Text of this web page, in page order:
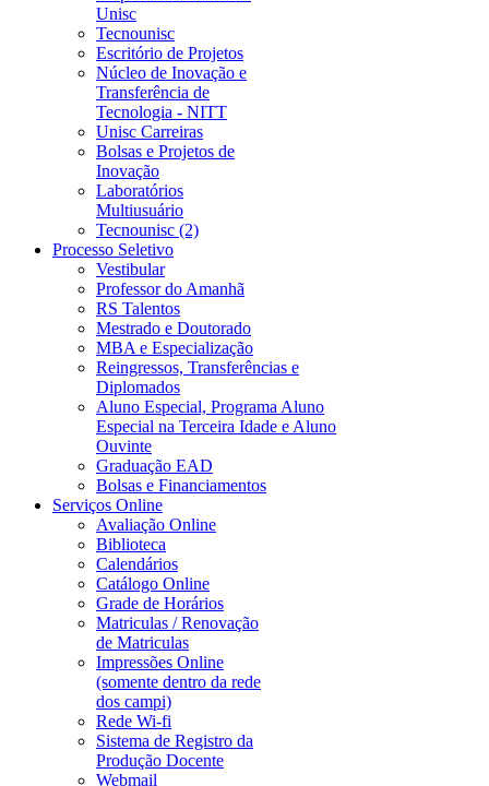
Unisc
Tecnounisc
Escritório de Projetos
Núcleo de Inovação e
Transferência de
Tecnologia - NITT
Unisc Carreiras
Bolsas e Projetos de
Inovação
Laboratórios
Multiusuário
Tecnounisc (2)
Processo Seletivo
Vestibular
Professor do Amanhã
RS Talentos
Mestrado e Doutorado
MBA e Especialização
Reingressos, Transferências e
Diplomados
Aluno Especial, Programa Aluno
Especial na Terceira Idade e Aluno
Ouvinte
Graduação EAD
Bolsas e Financiamentos
Serviços Online
Avaliação Online
Biblioteca
Calendários
Catálogo Online
Grade de Horários
Matriculas / Renovação
de Matriculas
Impressões Online
(somente dentro da rede
dos campi)
Rede Wi-fi
Sistema de Registro da
Produção Docente
Webmail